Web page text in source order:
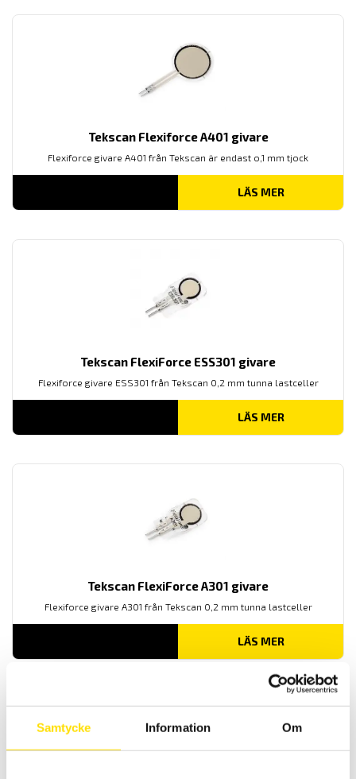
Samtycke Information Om
Tekscan Flexiforce A401 givare
Flexiforce givare A401 från Tekscan är endast o,1 mm tjock
LÄS MER
Tekscan FlexiForce ESS301 givare
Flexiforce givare ESS301 från Tekscan 0,2 mm tunna lastceller
LÄS MER
Tekscan FlexiForce A301 givare
Flexiforce givare A301 från Tekscan 0,2 mm tunna lastceller
LÄS MER
Yttryck visa alla